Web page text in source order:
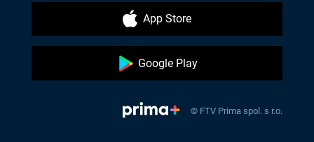
App Store
Google Play
© FTV Prima spol. s r.o.